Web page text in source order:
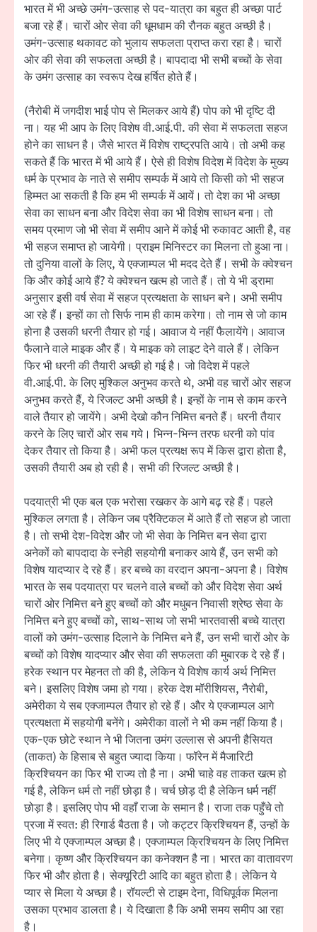
भारत में भी अच्छे उमंग-उत्साह से पद-यात्रा का बहुत ही अच्छा पार्ट
बजा रहे हैं। चारों ओर सेवा की धूमधाम की रौनक बहुत अच्छी है।
उमंग-उत्साह थकावट को भुलाय सफलता प्राप्त करा रहा है। चारों
ओर की सेवा की सफलता अच्छी है। बापदादा भी सभी बच्चों के सेवा
के उमंग उत्साह का स्वरूप देख हर्षित होते हैं।
(नैरोबी में जगदीश भाई पोप से मिलकर आये हैं) पोप को भी दृष्टि दी
ना। यह भी आप के लिए विशेष वी.आई.पी. की सेवा में सफलता सहज
होने का साधन है। जैसे भारत में विशेष राष्ट्रपति आये। तो अभी कह
सकते हैं कि भारत में भी आये हैं। ऐसे ही विशेष विदेश में विदेश के मुख्य
धर्म के प्रभाव के नाते से समीप सम्पर्क में आये तो किसी को भी सहज
हिम्मत आ सकती है कि हम भी सम्पर्क में आयें। तो देश का भी अच्छा
सेवा का साधन बना और विदेश सेवा का भी विशेष साधन बना। तो
समय प्रमाण जो भी सेवा में समीप आने में कोई भी रुकावट आती है, वह
भी सहज समाप्त हो जायेगी। प्राइम मिनिस्टर का मिलना तो हुआ ना।
तो दुनिया वालों के लिए, ये एक्जाम्पल भी मदद देते हैं। सभी के क्वेश्चन
कि और कोई आये हैं? ये क्वेश्चन खत्म हो जाते हैं। तो ये भी ड्रामा
अनुसार इसी वर्ष सेवा में सहज प्रत्यक्षता के साधन बने। अभी समीप
आ रहे हैं। इन्हों का तो सिर्फ नाम ही काम करेगा। तो नाम से जो काम
होना है उसकी धरनी तैयार हो गई। आवाज ये नहीं फैलायेंगे। आवाज
फैलाने वाले माइक और हैं। ये माइक को लाइट देने वाले हैं। लेकिन
फिर भी धरनी की तैयारी अच्छी हो गई है। जो विदेश में पहले
वी.आई.पी. के लिए मुश्किल अनुभव करते थे, अभी वह चारों ओर सहज
अनुभव करते हैं, ये रिजल्ट अभी अच्छी है। इन्हों के नाम से काम करने
वाले तैयार हो जायेंगे। अभी देखो कौन निमित्त बनते हैं। धरनी तैयार
करने के लिए चारों ओर सब गये। भिन्न-भिन्न तरफ धरनी को पांव
देकर तैयार तो किया है। अभी फल प्रत्यक्ष रूप में किस द्वारा होता है,
उसकी तैयारी अब हो रही है। सभी की रिजल्ट अच्छी है।
पदयात्री भी एक बल एक भरोसा रखकर के आगे बढ़ रहे हैं। पहले
मुश्किल लगता है। लेकिन जब प्रैक्टिकल में आते हैं तो सहज हो जाता
है। तो सभी देश-विदेश और जो भी सेवा के निमित्त बन सेवा द्वारा
अनेकों को बापदादा के स्नेही सहयोगी बनाकर आये हैं, उन सभी को
विशेष यादप्यार दे रहे हैं। हर बच्चे का वरदान अपना-अपना है। विशेष
भारत के सब पदयात्रा पर चलने वाले बच्चों को और विदेश सेवा अर्थ
चारों ओर निमित्त बने हुए बच्चों को और मधुबन निवासी श्रेष्ठ सेवा के
निमित्त बने हुए बच्चों को, साथ-साथ जो सभी भारतवासी बच्चे यात्रा
वालों को उमंग-उत्साह दिलाने के निमित्त बने हैं, उन सभी चारों ओर के
बच्चों को विशेष यादप्यार और सेवा की सफलता की मुबारक दे रहे हैं।
हरेक स्थान पर मेहनत तो की है, लेकिन ये विशेष कार्य अर्थ निमित्त
बने। इसलिए विशेष जमा हो गया। हरेक देश मॉरीशियस, नैरोबी,
अमेरीका ये सब एक्जाम्पल तैयार हो रहे हैं। और ये एक्जाम्पल आगे
प्रत्यक्षता में सहयोगी बनेंगे। अमेरीका वालों ने भी कम नहीं किया है।
एक-एक छोटे स्थान ने भी जितना उमंग उल्लास से अपनी हैसियत
(ताकत) के हिसाब से बहुत ज्यादा किया। फॉरेन में मैजारिटी
क्रिश्चियन का फिर भी राज्य तो है ना। अभी चाहे वह ताकत खत्म हो
गई है, लेकिन धर्म तो नहीं छोड़ा है। चर्च छोड़ दी है लेकिन धर्म नहीं
छोड़ा है। इसलिए पोप भी वहाँ राजा के समान है। राजा तक पहुँचे तो
प्रजा में स्वत: ही रिगार्ड बैठता है। जो कट्टर क्रिश्चियन हैं, उन्हों के
लिए भी ये एक्जाम्पल अच्छा है। एक्जाम्पल क्रिश्चियन के लिए निमित्त
बनेगा। कृष्ण और क्रिश्चियन का कनेक्शन है ना। भारत का वातावरण
फिर भी और होता है। सेक्यूरिटी आदि का बहुत होता है। लेकिन ये
प्यार से मिला ये अच्छा है। रॉयल्टी से टाइम देना, विधिपूर्वक मिलना
उसका प्रभाव डालता है। ये दिखाता है कि अभी समय समीप आ रहा
है।